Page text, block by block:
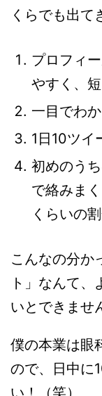
くらでも出て
プロフィ
やすく、短
一目でわ
1日10ツイ
初めのう
で絡みま
くらいの
こんなの分か
ト」なんて
いとできませ
僕の本業は眼
ので、日中に
い！（笑）